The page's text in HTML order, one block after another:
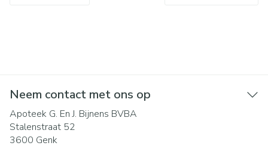
Neem contact met ons op
Apoteek G. En J. Bijnens BVBA
Stalenstraat 52
3600 Genk